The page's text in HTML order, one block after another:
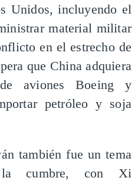
Unidos, incluyendo el
material militar
en el estrecho de
que China adquiera
aviones Boeing y
petróleo y soja
también fue un tema
la cumbre, con Xi